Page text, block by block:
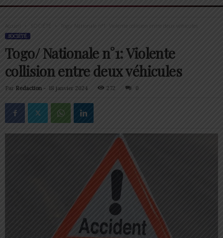
Accueil Togo/ Nationale n°1: Violente collision entre deux véhicules
SOCIÉTÉ
Togo/ Nationale n°1: Violente
collision entre deux véhicules
Par Redaction - 18 janvier 2024 272 0